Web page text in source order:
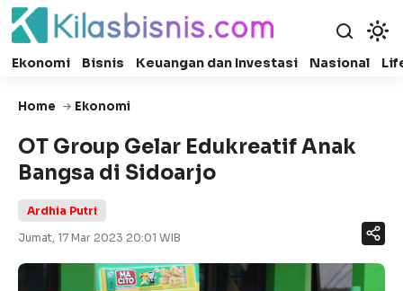
Ekonomi Bisnis Keuangan dan Investasi Nasional
Home Ekonomi
OT Group Gelar Edukreatif Anak
Bangsa di Sidoarjo
Ardhia Putri
Jumat, 17 Mar 2023 20:01 WIB